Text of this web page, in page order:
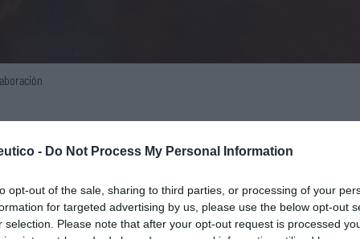
- Do Not Process My Personal Information
opt-out of the sale, sharing to third parties, or processing of your
for targeted advertising by us, please use the below opt-out
selection. Please note that after your opt-out request is processed
del Grupo Fm-40, Idoya Pina Viejo, y
López de la Manzanara Cano, a los que
general de Adefarma, María Sánchez
Conde Cerrato.
acciones formativas conjuntas, como